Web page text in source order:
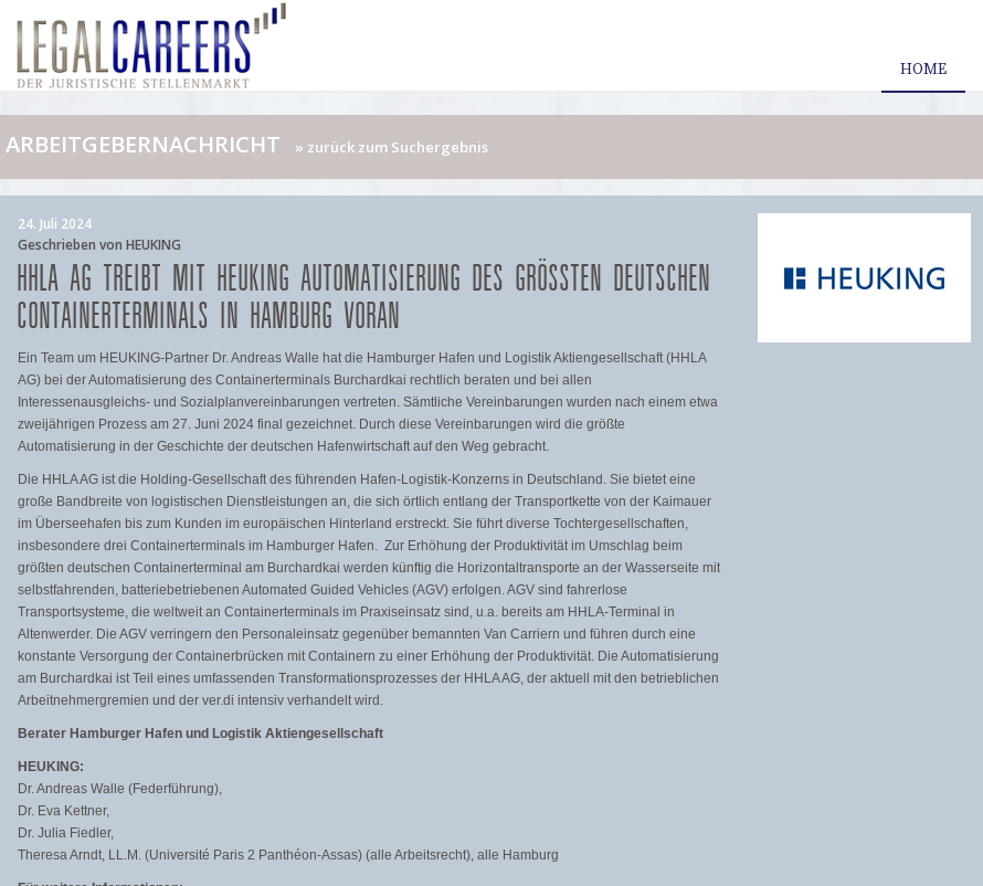
HOME
ARBEITGEBERNACHRICHT » zurück zum Suchergebnis
24. Juli 2024
Geschrieben von HEUKING
HHLA AG TREIBT MIT HEUKING AUTOMATISIERUNG DES GRÖSSTEN DEUTSCHEN C
ONTAINERTERMINALS IN HAMBURG VORAN
Ein Team um HEUKING-Partner Dr. Andreas Walle hat die Hamburger Hafen und Logistik Aktiengesellschaft (HHLA
AG) bei der Automatisierung des Containerterminals Burchardkai rechtlich beraten und bei allen
Interessenausgleichs- und Sozialplanvereinbarungen vertreten. Sämtliche Vereinbarungen wurden nach einem etwa
zweijährigen Prozess am 27. Juni 2024 final gezeichnet. Durch diese Vereinbarungen wird die größte
Automatisierung in der Geschichte der deutschen Hafenwirtschaft auf den Weg gebracht.
Die HHLA AG ist die Holding-Gesellschaft des führenden Hafen-Logistik-Konzerns in Deutschland. Sie bietet eine
große Bandbreite von logistischen Dienstleistungen an, die sich örtlich entlang der Transportkette von der Kaimauer
im Überseehafen bis zum Kunden im europäischen Hinterland erstreckt. Sie führt diverse Tochtergesellschaften,
insbesondere drei Containerterminals im Hamburger Hafen. Zur Erhöhung der Produktivität im Umschlag beim
größten deutschen Containerterminal am Burchardkai werden künftig die Horizontaltransporte an der Wasserseite mit
selbstfahrenden, batteriebetriebenen Automated Guided Vehicles (AGV) erfolgen. AGV sind fahrerlose
Transportsysteme, die weltweit an Containerterminals im Praxiseinsatz sind, u.a. bereits am HHLA-Terminal in
Altenwerder. Die AGV verringern den Personaleinsatz gegenüber bemannten Van Carriern und führen durch eine
konstante Versorgung der Containerbrücken mit Containern zu einer Erhöhung der Produktivität. Die Automatisierung
am Burchardkai ist Teil eines umfassenden Transformationsprozesses der HHLA AG, der aktuell mit den betrieblichen
Arbeitnehmergremien und der ver.di intensiv verhandelt wird.
Berater Hamburger Hafen und Logistik Aktiengesellschaft
HEUKING:
Dr. Andreas Walle (Federführung),
Dr. Eva Kettner,
Dr. Julia Fiedler,
Theresa Arndt, LL.M. (Université Paris 2 Panthéon-Assas) (alle Arbeitsrecht), alle Hamburg